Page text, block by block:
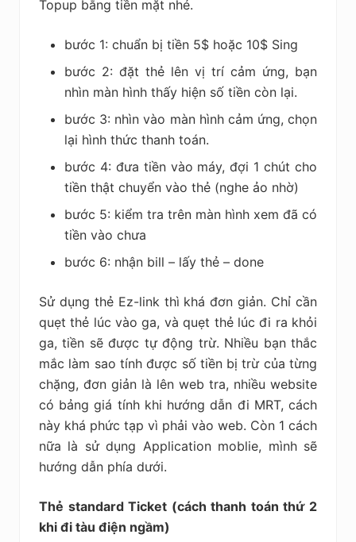
Topup bằng tiền mặt nhé.
bước 1: chuẩn bị tiền 5$ hoặc 10$ Sing
bước 2: đặt thẻ lên vị trí cảm ứng, bạn
nhìn màn hình thấy hiện số tiền còn lại.
bước 3: nhìn vào màn hình cảm ứng, chọn
lại hình thức thanh toán.
bước 4: đưa tiền vào máy, đợi 1 chút cho
tiền thật chuyển vào thẻ (nghe ảo nhờ)
bước 5: kiểm tra trên màn hình xem đã có
tiền vào chưa
bước 6: nhận bill – lấy thẻ – done
Sử dụng thẻ Ez-link thì khá đơn giản. Chỉ cần
quẹt thẻ lúc vào ga, và quẹt thẻ lúc đi ra khỏi
ga, tiền sẽ được tự động trừ. Nhiều bạn thắc
mắc làm sao tính được số tiền bị trừ của từng
chặng, đơn giản là lên web tra, nhiều website
có bảng giá tính khi hướng dẫn đi MRT, cách
này khá phức tạp vì phải vào web. Còn 1 cách
nữa là sử dụng Application moblie, mình sẽ
hướng dẫn phía dưới.
Thẻ standard Ticket (cách thanh toán thứ 2
khi đi tàu điện ngầm)